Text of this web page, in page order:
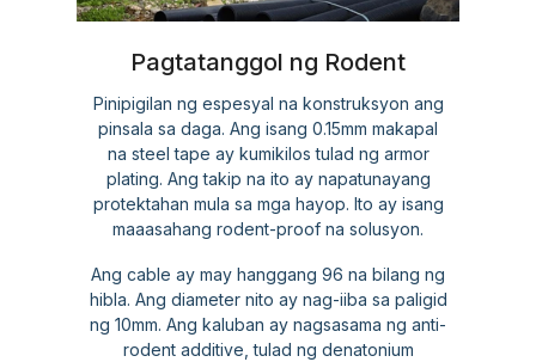
Pagtatanggol ng Rodent
Pinipigilan ng espesyal na konstruksyon ang
pinsala sa daga. Ang isang 0.15mm makapal
na steel tape ay kumikilos tulad ng armor
plating. Ang takip na ito ay napatunayang
protektahan mula sa mga hayop. Ito ay isang
maaasahang rodent-proof na solusyon.
Ang cable ay may hanggang 96 na bilang ng
hibla. Ang diameter nito ay nag-iiba sa paligid
ng 10mm. Ang kaluban ay nagsasama ng anti-
rodent additive, tulad ng denatonium